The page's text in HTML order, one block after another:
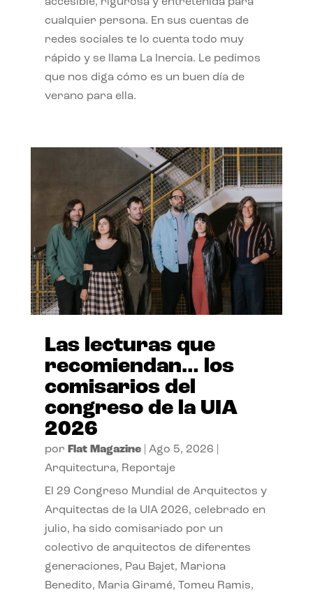
cualquier persona. En sus cuentas de
redes sociales te lo cuenta todo muy
rápido y se llama La Inercia. Le pedimos
que nos diga cómo es un buen día de
verano para ella.
Las lecturas que
recomiendan… los
comisarios del
congreso de la UIA
2026
por Flat Magazine| Ago 5, 2026
Arquitectura, Reportaje
El 29 Congreso Mundial de Arquitectos y
Arquitectas de la UIA 2026, celebrado en
julio, ha sido comisariado por un
colectivo de arquitectos de diferentes
generaciones, Pau Bajet, Mariona
Benedito, Maria Giramé, Tomeu Ramis,